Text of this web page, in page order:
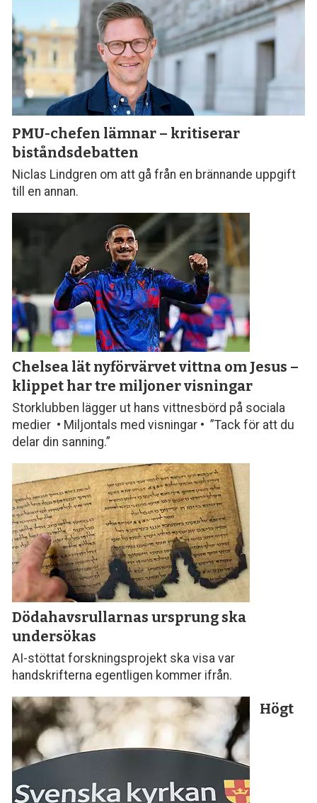
PMU-chefen lämnar – kritiserar
biståndsdebatten
Niclas Lindgren om att gå från en brännande uppgift
till en annan.
Chelsea lät nyförvärvet vittna om Jesus –
klippet har tre miljoner visningar
Storklubben lägger ut hans vittnesbörd på sociala
medier • Miljontals med visningar • ”Tack för att du
delar din sanning.”
Dödahavsrullarnas ursprung ska
undersökas
AI-stöttat forskningsprojekt ska visa var
handskrifterna egentligen kommer ifrån.
Högt